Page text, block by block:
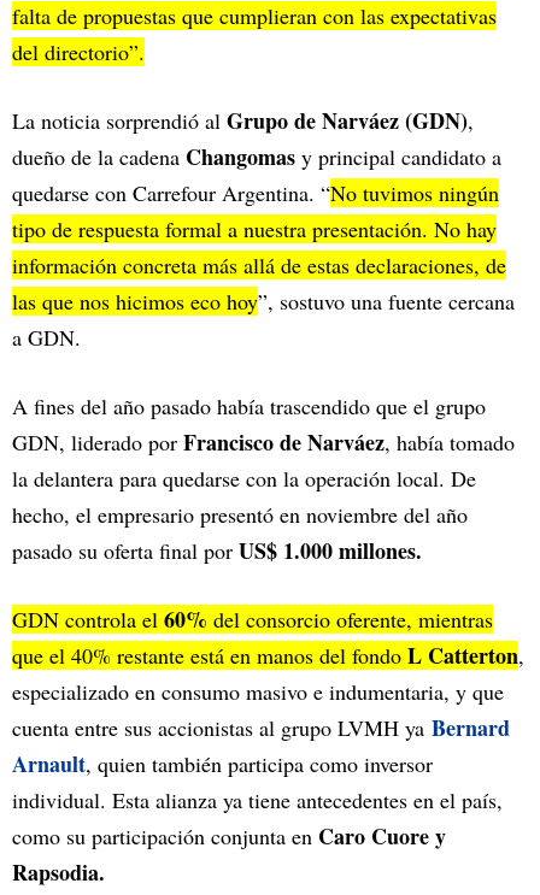
falta de propuestas que cumplieran con las expectativas
del directorio”.
La noticia sorprendió al Grupo de Narváez (GDN),
dueño de la cadena Changomas y principal candidato a
quedarse con Carrefour Argentina. “No tuvimos ningún
tipo de respuesta formal a nuestra presentación. No hay
información concreta más allá de estas declaraciones, de
las que nos hicimos eco hoy”, sostuvo una fuente cercana
a GDN.
A fines del año pasado había trascendido que el grupo
GDN, liderado por Francisco de Narváez, había tomado
la delantera para quedarse con la operación local. De
hecho, el empresario presentó en noviembre del año
pasado su oferta final por US$ 1.000 millones.
GDN controla el 60% del consorcio oferente, mientras
que el 40% restante está en manos del fondo L Catterton,
especializado en consumo masivo e indumentaria, y que
cuenta entre sus accionistas al grupo LVMH ya Bernard
Arnault, quien también participa como inversor
individual. Esta alianza ya tiene antecedentes en el país,
como su participación conjunta en Caro Cuore y
Rapsodia.